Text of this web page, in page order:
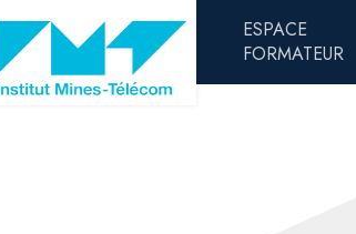
ESPACE
FORMATEUR